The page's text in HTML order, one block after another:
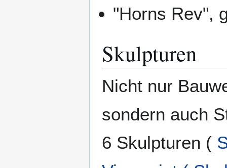
"Horns Rev",
Skulpturen
Nicht nur
sondern auch
6 Skulpturen (